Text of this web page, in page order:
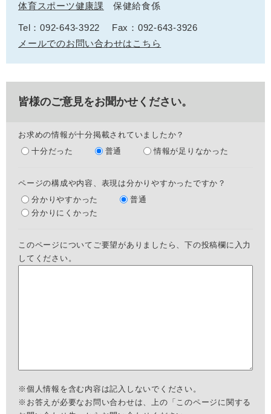
体育スポーツ健康課 保健給食係
Tel：092-643-3922
Fax：092-643-3926
メールでのお問い合わせはこちら
皆様のご意見をお聞かせください。
お求めの情報が十分掲載されていましたか？
十分だった
普通 情報が足りなかった
ページの構成や内容、表現は分かりやすかったですか？
分かりやすかった
普通
分かりにくかった
このページについてご要望がありましたら、下の投稿欄に入力
してください。
※個人情報を含む内容は記入しないでください。
※お答えが必要なお問い合わせは、上の「このページに関する